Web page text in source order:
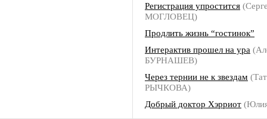
Регистрация упростится
МОГЛОВЕЦ)
Продлить жизнь “гостинок”
Интерактив прошел на ура
БУРНАШЕВ)
Через тернии не к звездам
РЫЧКОВА)
Добрый доктор Хэрриот